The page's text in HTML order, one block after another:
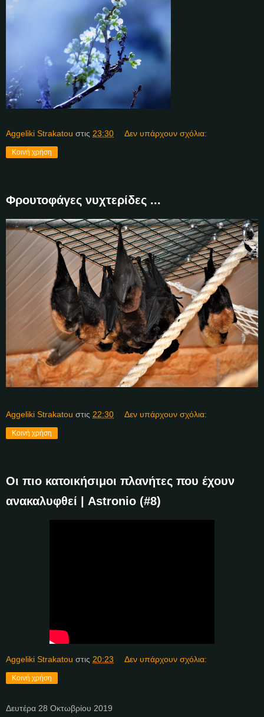
Aggeliki Strakatou στις 23:30 Δεν υπάρχουν σχόλια:
Κοινή χρήση
Φρουτοφάγες νυχτερίδες ...
Aggeliki Strakatou στις 22:30 Δεν υπάρχουν σχόλια:
Κοινή χρήση
Οι πιο κατοικήσιμοι πλανήτες που έχουν
ανακαλυφθεί | Astronio (#8)
Aggeliki Strakatou στις 20:23 Δεν υπάρχουν σχόλια:
Κοινή χρήση
Δευτέρα 28 Οκτωβρίου 2019